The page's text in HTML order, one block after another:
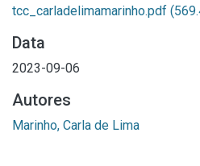
tcc_carladelimamarinho.pdf
Data
2023-09-06
Autores
Marinho, Carla de Lima